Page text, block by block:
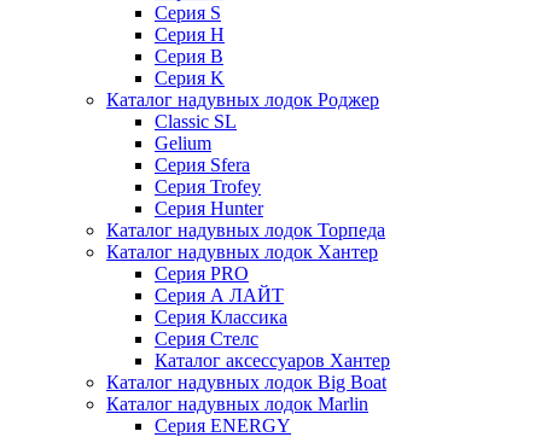
Серия S
Серия H
Серия B
Серия K
Каталог надувных лодок Роджер
Classic SL
Gelium
Серия Sfera
Серия Trofey
Серия Hunter
Каталог надувных лодок Торпеда
Каталог надувных лодок Хантер
Серия PRO
Серия А ЛАЙТ
Серия Классика
Серия Стелс
Каталог аксессуаров Хантер
Каталог надувных лодок Big Boat
Каталог надувных лодок Marlin
Серия ENERGY